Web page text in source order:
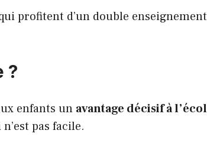
profitent d’un double
?
enfants un avantage décisif à
pas facile.